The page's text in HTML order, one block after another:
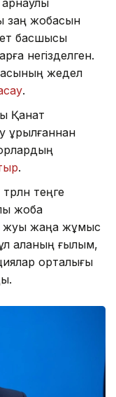
заң жобасын
басшысы
негізделген.
жедел
.
Қанат
.
трлн теңге
жоба
жаңа жұмыс
қаланың ғылым,
орталығы